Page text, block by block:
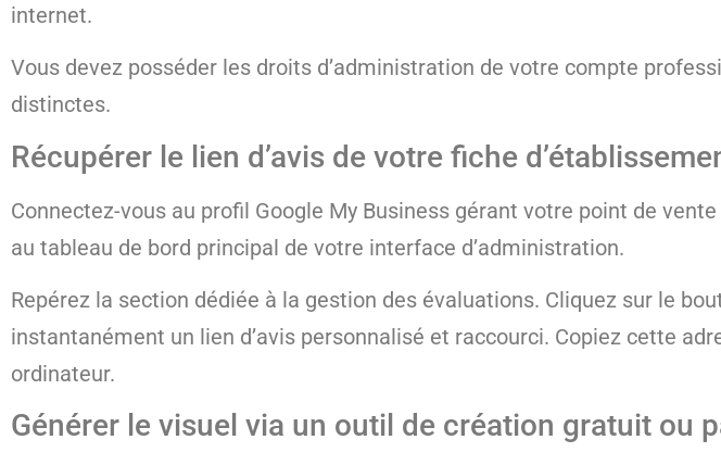
internet.
Vous devez posséder les droits d’administration de votre compte
distinctes.
Récupérer le lien d’avis de votre fiche
Connectez-vous au profil Google My Business gérant votre point de
au tableau de bord principal de votre interface d’administration.
Repérez la section dédiée à la gestion des évaluations. Cliquez sur le
instantanément un lien d’avis personnalisé et raccourci. Copiez cette
ordinateur.
Générer le visuel via un outil de création gratuit ou